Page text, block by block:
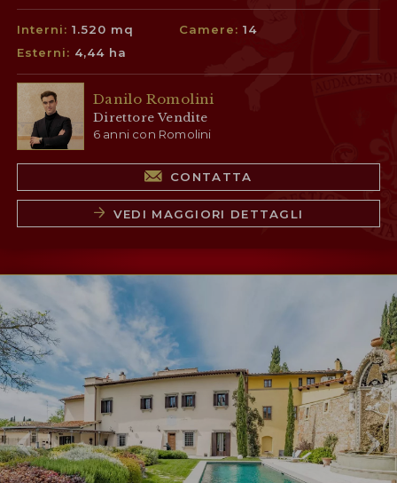
Interni:1.520 mq Camere:14
Esterni: 4,44 ha
Danilo Romolini
Direttore Vendite
6 anni con Romolini
CONTATTA
VEDI MAGGIORI DETTAGLI